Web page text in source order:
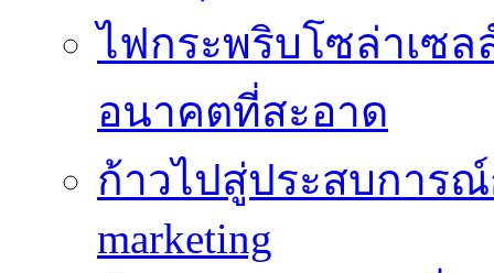
ไฟกระพริบโซล่าเซ
อนาคตที่สะอาด
ก้าวไปสู่ประสบการ
marketing